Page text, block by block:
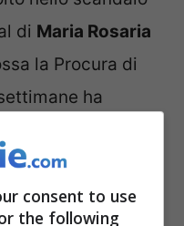
di Maria Rosaria
la Procura di
ha
della Cultura è
consent to use
the following